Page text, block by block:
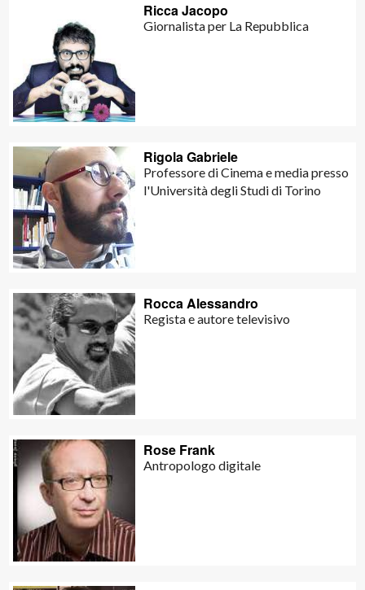
Ricca Jacopo
Giornalista per La Repubblica
Rigola Gabriele
Professore di Cinema e media presso
l'Università degli Studi di Torino
Rocca Alessandro
Regista e autore televisivo
Rose Frank
Antropologo digitale